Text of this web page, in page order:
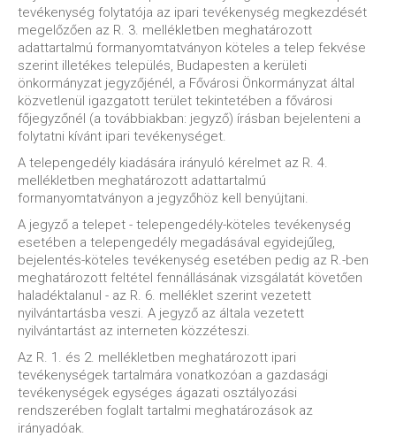
tevékenység folytatója az ipari tevékenység megkezdését
megelőzően az R. 3. mellékletben meghatározott
adattartalmú formanyomtatványon köteles a telep fekvése
szerint illetékes település, Budapesten a kerületi
önkormányzat jegyzőjénél, a Fővárosi Önkormányzat által
közvetlenül igazgatott terület tekintetében a fővárosi
főjegyzőnél (a továbbiakban: jegyző) írásban bejelenteni a
folytatni kívánt ipari tevékenységet.
A telepengedély kiadására irányuló kérelmet az R. 4.
mellékletben meghatározott adattartalmú
formanyomtatványon a jegyzőhöz kell benyújtani.
A jegyző a telepet - telepengedély-köteles tevékenység
esetében a telepengedély megadásával egyidejűleg,
bejelentés-köteles tevékenység esetében pedig az R.-ben
meghatározott feltétel fennállásának vizsgálatát követően
haladéktalanul - az R. 6. melléklet szerint vezetett
nyilvántartásba veszi. A jegyző az általa vezetett
nyilvántartást az interneten közzéteszi.
Az R. 1. és 2. mellékletben meghatározott ipari
tevékenységek tartalmára vonatkozóan a gazdasági
tevékenységek egységes ágazati osztályozási
rendszerében foglalt tartalmi meghatározások az
irányadóak.